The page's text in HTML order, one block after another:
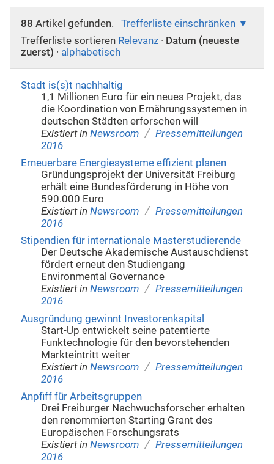
88 Artikel gefunden.
Trefferliste einschränken
Trefferliste sortieren Relevanz · Datum (neueste
zuerst) · alphabetisch
Stadt is(s)t nachhaltig
1,1 Millionen Euro für ein neues Projekt, das
die Koordination von Ernährungssystemen in
deutschen Städten erforschen will
Existiert in Newsroom / Pressemitteilungen
2016
Erneuerbare Energiesysteme effizient planen
Gründungsprojekt der Universität Freiburg
erhält eine Bundesförderung in Höhe von
590.000 Euro
Existiert in Newsroom / Pressemitteilungen
2016
Stipendien für internationale Masterstudierende
Der Deutsche Akademische Austauschdienst
fördert erneut den Studiengang
Environmental Governance
Existiert in Newsroom / Pressemitteilungen
2016
Ausgründung gewinnt Investorenkapital
Start-Up entwickelt seine patentierte
Funktechnologie für den bevorstehenden
Markteintritt weiter
Existiert in Newsroom / Pressemitteilungen
2016
Anpfiff für Arbeitsgruppen
Drei Freiburger Nachwuchsforscher erhalten
den renommierten Starting Grant des
Europäischen Forschungsrats
Existiert in Newsroom / Pressemitteilungen
2016